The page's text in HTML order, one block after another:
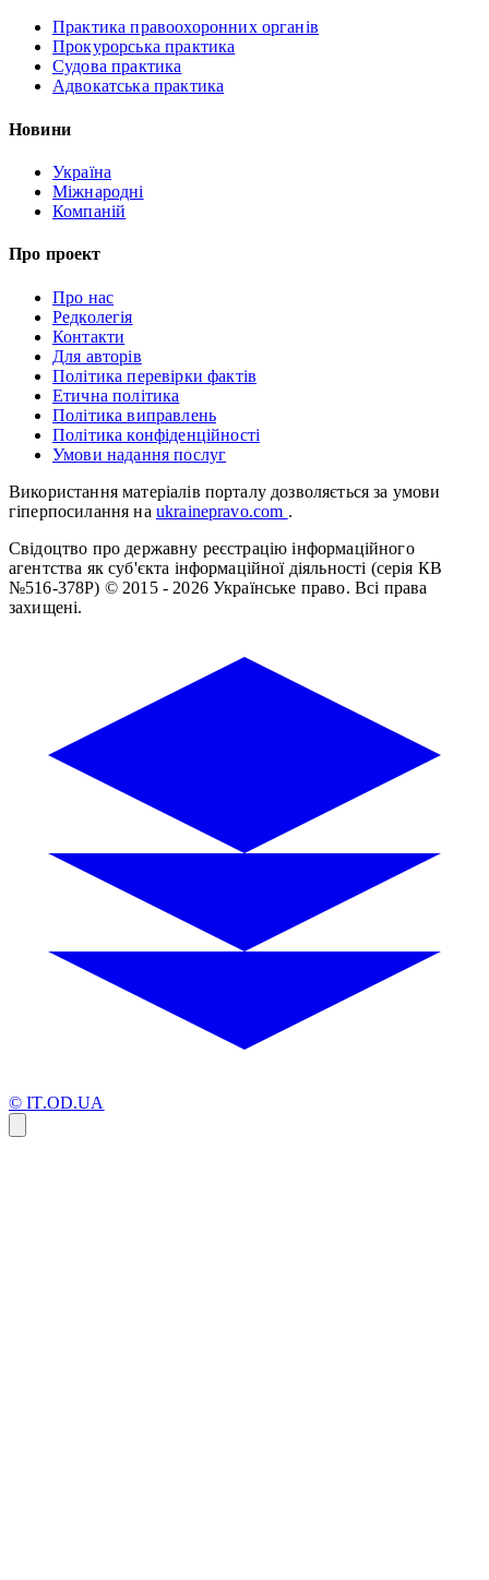
Практика правоохоронних органів
Прокурорська практика
Судова практика
Адвокатська практика
Новини
Україна
Міжнародні
Компаній
Про проект
Про нас
Редколегія
Контакти
Для авторів
Політика перевірки фактів
Етична політика
Політика виправлень
Політика конфіденційності
Умови надання послуг
Використання матеріалів порталу дозволяється за умови
гіперпосилання на ukrainepravo.com .
Свідоцтво про державну реєстрацію інформаційного
агентства як суб'єкта інформаційної діяльності (серія КВ
№516-378Р) © 2015 - 2026 Українське право. Всі права
захищені.
© IT.OD.UA